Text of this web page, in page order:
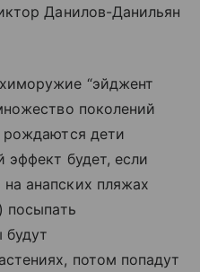
Данилов-Данильян
“эйджент
поколений
рождаются дети
будет, если
анапских пляжах
посыпать
потом попадут